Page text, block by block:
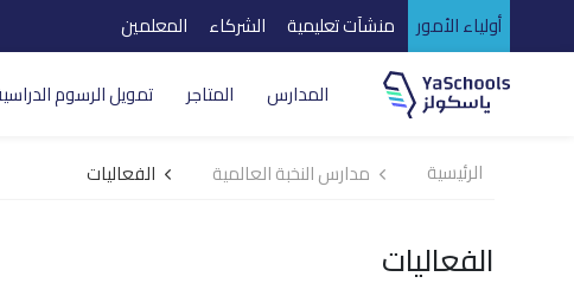
أولياء الأمور منشآت تعليمية الشركاء المعلمين
المدارس المتاجر تمويل الرسوم
الرئيسية مدارس النخبة العالمية الفعاليات
الفعاليات